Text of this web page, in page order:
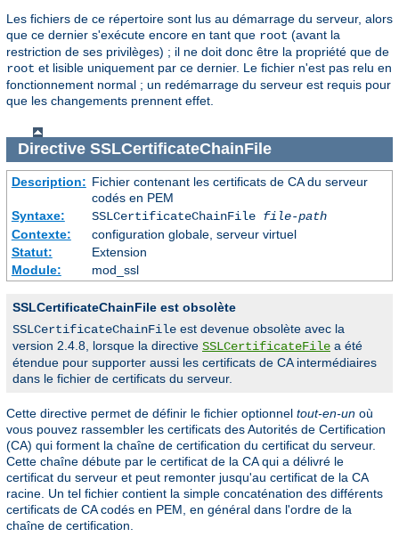
Les fichiers de ce répertoire sont lus au démarrage du serveur, alors
que ce dernier s'exécute encore en tant que root (avant la
restriction de ses privilèges) ; il ne doit donc être la propriété que de
root et lisible uniquement par ce dernier. Le fichier n'est pas relu en
fonctionnement normal ; un redémarrage du serveur est requis pour
que les changements prennent effet.
Directive SSLCertificateChainFile
Description: Fichier contenant les certificats de CA du serveur
codés en PEM
Syntaxe:
SSLCertificateChainFile file-path
Contexte:
configuration globale, serveur virtuel
Statut:
Extension
Module:
mod_ssl
SSLCertificateChainFile est obsolète
SSLCertificateChainFile est devenue obsolète avec la
version 2.4.8, lorsque la directive SSLCertificateFile a été
étendue pour supporter aussi les certificats de CA intermédiaires
dans le fichier de certificats du serveur.
Cette directive permet de définir le fichier optionnel tout-en-un où
vous pouvez rassembler les certificats des Autorités de Certification
(CA) qui forment la chaîne de certification du certificat du serveur.
Cette chaîne débute par le certificat de la CA qui a délivré le
certificat du serveur et peut remonter jusqu'au certificat de la CA
racine. Un tel fichier contient la simple concaténation des différents
certificats de CA codés en PEM, en général dans l'ordre de la
chaîne de certification.